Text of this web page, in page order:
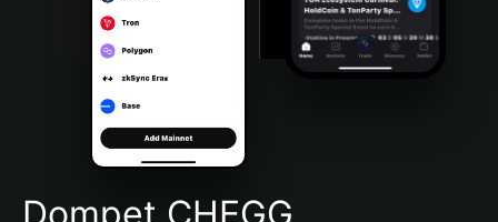
Português (Brasil)
Español (Argentina)